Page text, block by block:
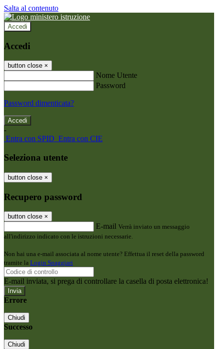
Salta al contenuto
Accedi
Accedi
button close ×
Nome Utente
Password
Password dimenticata?
-
Entra con SPID Entra con CIE
Seleziona utente
button close ×
Recupero password
button close ×
E-mail Verrà inviato un messaggio
all'indirizzo indicato con le istruzioni necessarie.
Non hai una e-mail associata al nome utente? Effettua il reset della password
tramite la Login Spaggiari
E-mail inviata, si prega di controllare la casella di posta elettronica!
Errore
Chiudi
Successo
Chiudi